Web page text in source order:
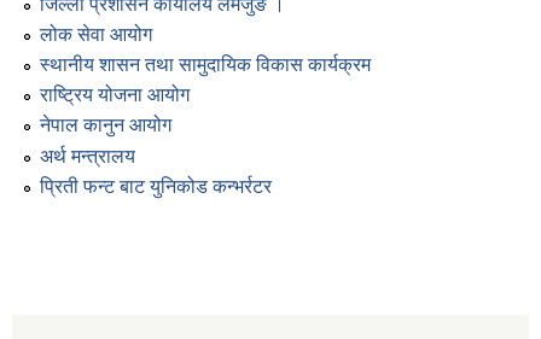
लोक सेवा आयोग
स्थानीय शासन तथा सामुदायिक विकास कार्यक्रम
राष्ट्रिय योजना आयोग
नेपाल कानुन आयोग
अर्थ मन्त्रालय
प्रिती फन्ट बाट युनिकोड कन्भर्रटर